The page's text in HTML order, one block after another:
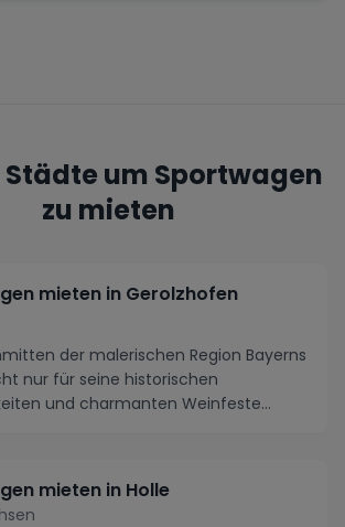
um Sportwagen
zu mieten
mieten in Gerolzhofen
der malerischen Region Bayerns
nur für seine historischen
und charmanten Weinfeste
mieten in Holle